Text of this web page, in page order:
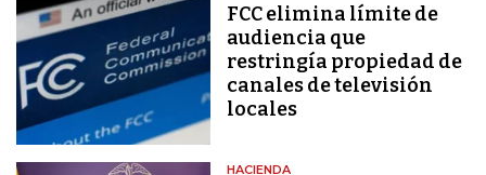
FCC elimina límite de
audiencia que
restringía propiedad de
canales de televisión
locales
HACIENDA